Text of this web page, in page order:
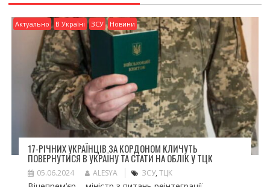
Актуально В Україні ЗСУ Новини
17-РІЧНИХ УКРАЇНЦІВ ЗА КОРДОНОМ КЛИЧУТЬ
ПОВЕРНУТИСЯ В УКРАЇНУ ТА СТАТИ НА ОБЛІК У ТЦК
05.06.2024 ALESYA ЗСУ, ТЦК